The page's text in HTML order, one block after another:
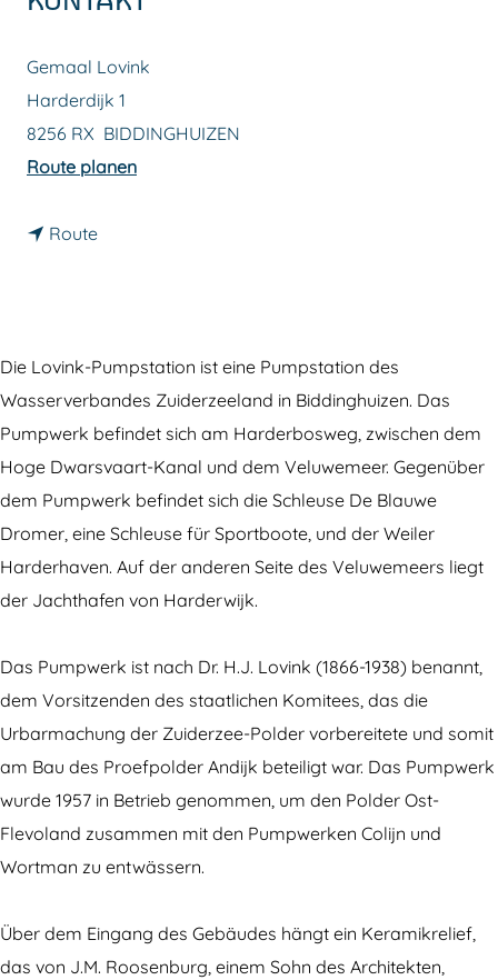
Gemaal Lovink
Harderdijk 1
8256 RX BIDDINGHUIZEN
Route planenb
ö
p
f
w
e
r
k
L
v
i
n
k
Routeb
c
h
ö
p
f
w
e
r
L
o
v
i
n
k
Die Lovink-Pumpstation ist eine Pumpstation des
Wasserverbandes Zuiderzeeland in Biddinghuizen. Das
Pumpwerk befindet sich am Harderbosweg, zwischen dem
Hoge Dwarsvaart-Kanal und dem Veluwemeer. Gegenüber
dem Pumpwerk befindet sich die Schleuse De Blauwe
Dromer, eine Schleuse für Sportboote, und der Weiler
Harderhaven. Auf der anderen Seite des Veluwemeers liegt
der Jachthafen von Harderwijk.
Das Pumpwerk ist nach Dr. H.J. Lovink (1866-1938) benannt,
dem Vorsitzenden des staatlichen Komitees, das die
Urbarmachung der Zuiderzee-Polder vorbereitete und somit
am Bau des Proefpolder Andijk beteiligt war. Das Pumpwerk
wurde 1957 in Betrieb genommen, um den Polder Ost-
Flevoland zusammen mit den Pumpwerken Colijn und
Wortman zu entwässern.
Über dem Eingang des Gebäudes hängt ein Keramikrelief,
das von J.M. Roosenburg, einem Sohn des Architekten,